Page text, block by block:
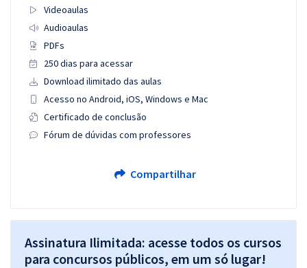
Videoaulas
Audioaulas
PDFs
250 dias para acessar
Download ilimitado das aulas
Acesso no Android, iOS, Windows e Mac
Certificado de conclusão
Fórum de dúvidas com professores
Compartilhar
Assinatura Ilimitada: acesse todos os cursos
para concursos públicos, em um só lugar!